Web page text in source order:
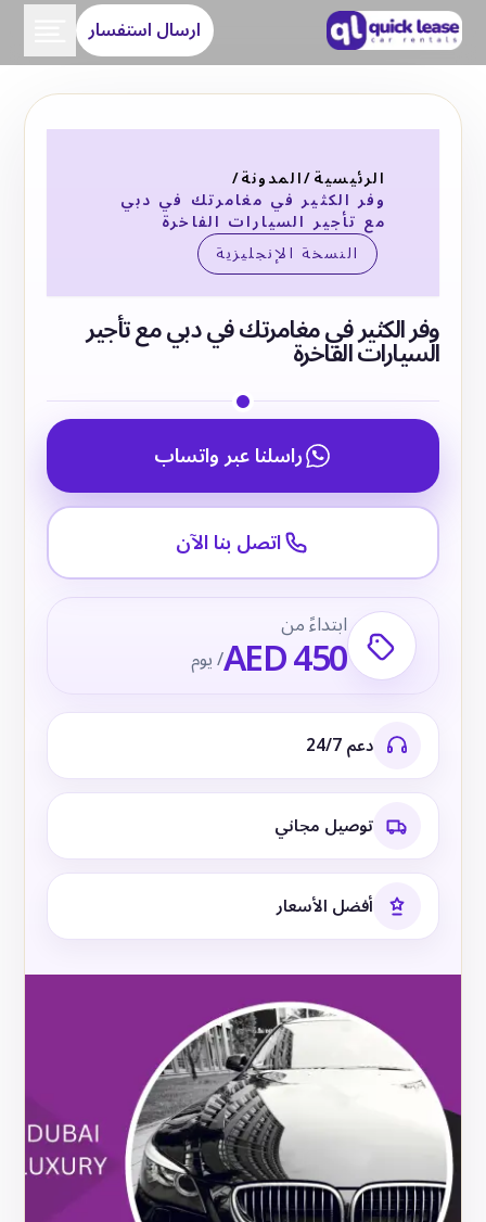
ارسال استفسار
الرئيسية/المدونة/
وفر الكثير في مغامرتك في دبي
مع تأجير السيارات الفاخرة
النسخة الإنجليزية
وفر الكثير في مغامرتك في دبي مع تأجير
السيارات الفاخرة
راسلنا عبر واتساب
اتصل بنا الآن
ابتداءً من
AED 450/ يوم
دعم 24/7
توصيل مجاني
أفضل الأسعار